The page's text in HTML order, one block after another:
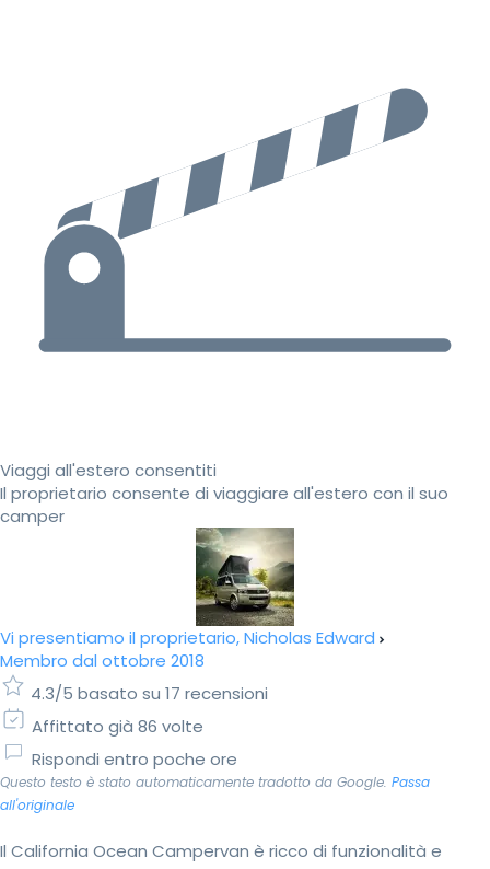
Viaggi all'estero consentiti
Il proprietario consente di viaggiare all'estero con il suo
camper
Vi presentiamo il proprietario, Nicholas Edward
Membro dal ottobre 2018
4.3/5 basato su 17 recensioni
Affittato già 86 volte
Rispondi entro poche ore
Questo testo è stato automaticamente tradotto da Google. Passa
all'originale
Il California Ocean Campervan è ricco di funzionalità e